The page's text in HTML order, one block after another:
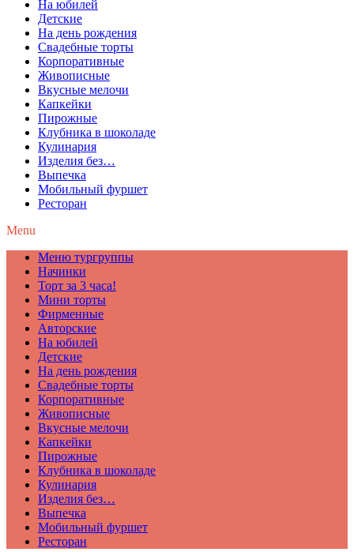
На юбилей
Детские
На день рождения
Свадебные торты
Корпоративные
Живописные
Вкусные мелочи
Капкейки
Пирожные
Клубника в шоколаде
Кулинария
Изделия без…
Выпечка
Мобильный фуршет
Ресторан
Menu
Меню тургруппы
Начинки
Торт за 3 часа!
Мини торты
Фирменные
Авторские
На юбилей
Детские
На день рождения
Свадебные торты
Корпоративные
Живописные
Вкусные мелочи
Капкейки
Пирожные
Клубника в шоколаде
Кулинария
Изделия без…
Выпечка
Мобильный фуршет
Ресторан